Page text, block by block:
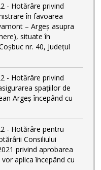
- Hotărâre privind
în favoarea
– Argeș asupra
situate în
nr. 40, Județul
- Hotărâre privind
spațiilor de
Argeș începând cu
- Hotărâre pentru
Consiliului
privind aprobarea
aplica începând cu